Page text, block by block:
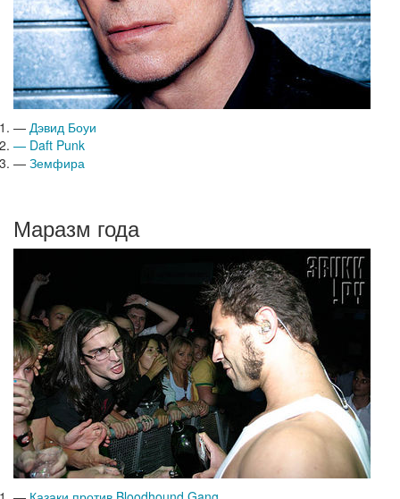
— Дэвид Боуи
— Daft Punk
— Земфира
Маразм года